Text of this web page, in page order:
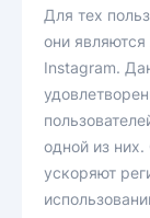
Для тех
они
Instagram.
одной из
ускоряют